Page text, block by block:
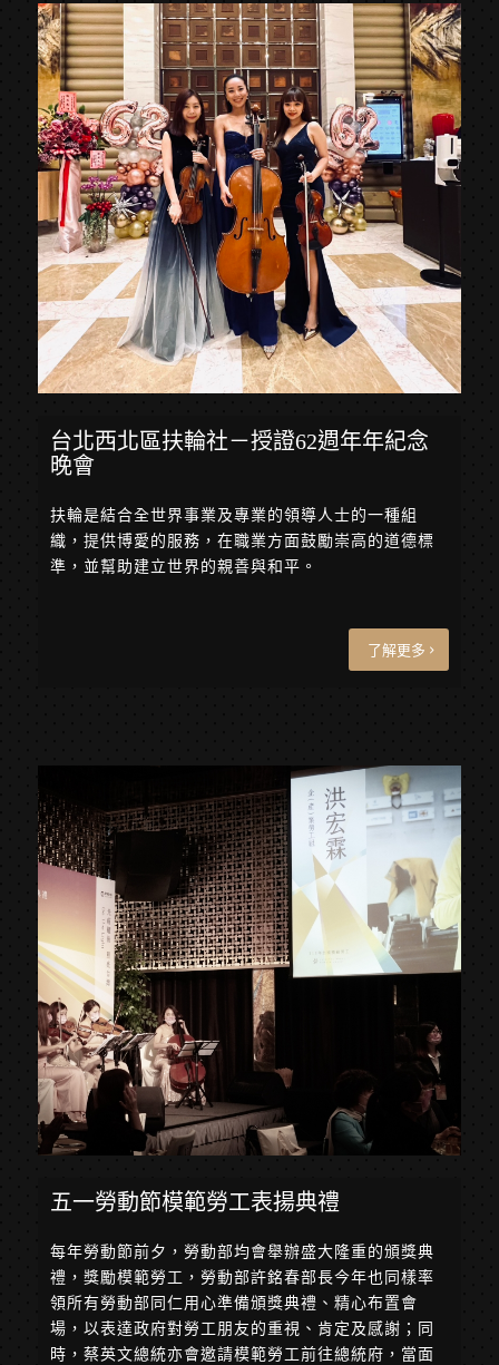
台北⻄北區扶輪社－授證62週年年紀念
晚會
扶輪是結合全世界事業及專業的領導人士的一種組
織，提供博愛的服務，在職業方面鼓勵崇高的道德標
準，並幫助建立世界的親善與和平。
了解更多
五一勞動節模範勞工表揚典禮
每年勞動節前夕，勞動部均會舉辦盛大隆重的頒獎典
禮，獎勵模範勞工，勞動部許銘春部長今年也同樣率
領所有勞動部同仁用心準備頒獎典禮、精心布置會
場，以表達政府對勞工朋友的重視、肯定及感謝；同
時，蔡英文總統亦會邀請模範勞工前往總統府，當面